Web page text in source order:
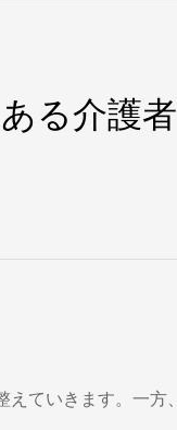
る介護者
ていきます。一方、